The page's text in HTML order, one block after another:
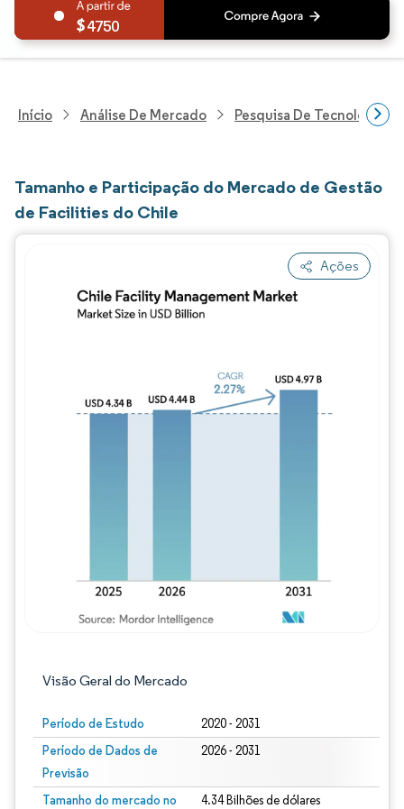
4750
Início Análise De Mercado Pesquisa De Tecnologia,
Tamanho e Participação do Mercado de Gestão
de Facilities do Chile
Ações
Visão Geral do Mercado
Período de Estudo 2020 - 2031
Período de Dados de
Previsão
2026 - 2031
Tamanho do mercado no
4.34 Bilhões de dólares